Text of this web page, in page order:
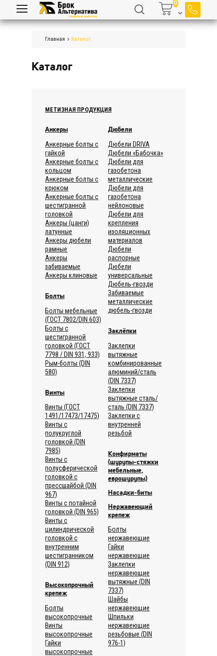
Главная Каталог
Каталог
МЕТИЗНАЯ ПРОДУКЦИЯ
Анкеры
Анкерные болты с
гайкой
Анкерные болты с
кольцом
Анкерные болты с
крюком
Анкерные болты с
шестигранной
головкой
Анкеры (цанги)
латунные
Анкеры дюбели
рамные
Анкеры
забиваемые
Анкеры клиновые
Болты
Болты мебельные
(ГОСТ 7802/DIN 603)
Болты с
шестигранной
головкой (ГОСТ
7798 / DIN 931, 933)
Рым-болты (DIN
580)
Винты
Винты (ГОСТ
1491/17473/17475)
Винты с
полукруглой
головкой (DIN
7985)
Винты с
полусферической
головкой с
прессшайбой (DIN
967)
Винты с потайной
головкой (DIN 965)
Винты с
цилиндрической
головкой с
внутренним
шестигранником
(DIN 912)
Высокопрочный
крепеж
Болты
высокопрочные
Винты
высокопрочные
Гайки
высокопрочные
Дюбели
Дюбели DRIVA
Дюбели «Бабочка»
Дюбели для
газобетона
металлические
Дюбели для
газобетона
нейлоновые
Дюбели для
крепления
изоляционных
материалов
Дюбели
распорные
Дюбели
универсальные
Дюбель-гвозди
Забиваемые
металлические
дюбель-гвозди
Заклёпки
Заклепки
вытяжные
комбинированные
алюминий/сталь
(DIN 7337)
Заклепки
вытяжные сталь/
сталь (DIN 7337)
Заклепки с
внутренней
резьбой
Конфирматы
(шурупы-стяжки
мебельные,
еврошурупы)
Насадки-биты
Нержавеющий
крепеж
Болты
нержавеющие
Гайки
нержавеющие
Заклепки
нержавеющие
вытяжные (DIN
7337)
Шайбы
нержавеющие
Шпильки
нержавеющие
резьбовые (DIN
976-1)